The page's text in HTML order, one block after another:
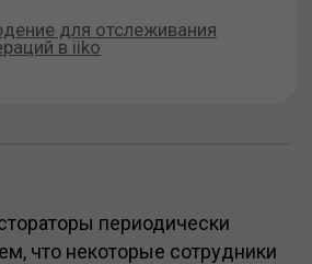
периодически
что некоторые сотрудники